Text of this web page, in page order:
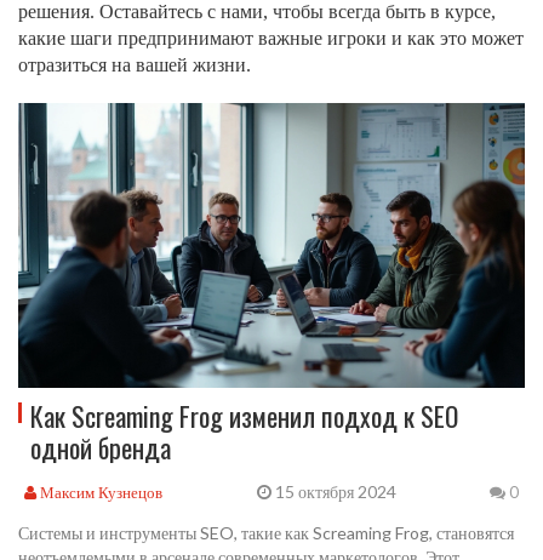
решения. Оставайтесь с нами, чтобы всегда быть в курсе,
какие шаги предпринимают важные игроки и как это может
отразиться на вашей жизни.
Как Screaming Frog изменил подход к SEO
одной бренда
Максим Кузнецов 15 октября 2024 0
Системы и инструменты SEO, такие как Screaming Frog, становятся